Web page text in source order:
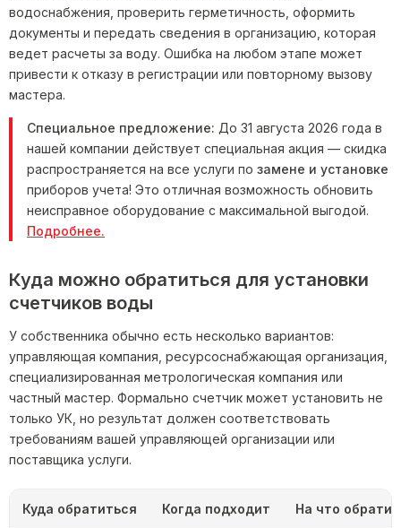
водоснабжения, проверить герметичность, оформить
документы и передать сведения в организацию, которая
ведет расчеты за воду. Ошибка на любом этапе может
привести к отказу в регистрации или повторному вызову
мастера.
Специальное предложение: До 31 августа 2026 года в
нашей компании действует специальная акция — скидка
распространяется на все услуги по замене и установке
приборов учета! Это отличная возможность обновить
неисправное оборудование с максимальной выгодой.
Подробнее.
Куда можно обратиться для установки
счетчиков воды
У собственника обычно есть несколько вариантов:
управляющая компания, ресурсоснабжающая организация,
специализированная метрологическая компания или
частный мастер. Формально счетчик может установить не
только УК, но результат должен соответствовать
требованиям вашей управляющей организации или
поставщика услуги.
Куда обратиться Когда подходит На что